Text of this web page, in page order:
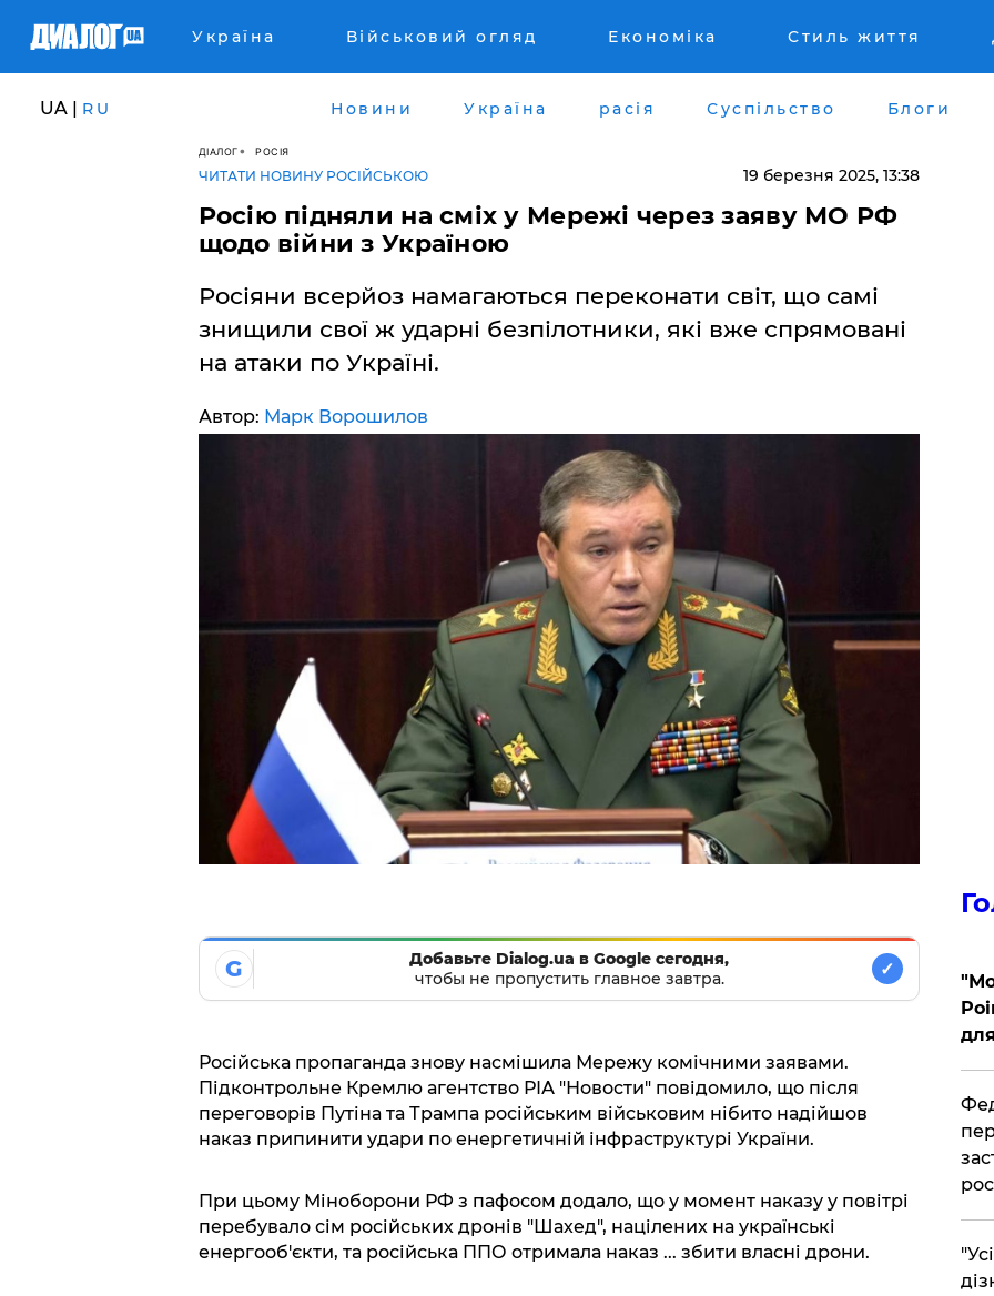
Україна Військовий огляд Економіка Стиль життя
UA | RU Новини Україна расія Суспільство Блоги
ДІАЛОГ РОСІЯ
ЧИТАТИ НОВИНУ РОСІЙСЬКОЮ 19 березня 2025, 13:38
Росію підняли на сміх у Мережі через заяву МО РФ
щодо війни з Україною
Росіяни всерйоз намагаються переконати світ, що самі
знищили свої ж ударні безпілотники, які вже спрямовані
на атаки по Україні.
Автор: Марк Ворошилов
G
Добавьте Dialog.ua в Google сегодня,
чтобы не пропустить главное завтра.
✓
Російська пропаганда знову насмішила Мережу комічними заявами.
Підконтрольне Кремлю агентство РІА "Новости" повідомило, що після
переговорів Путіна та Трампа російським військовим нібито надійшов
наказ припинити удари по енергетичній інфраструктурі України.
При цьому Міноборони РФ з пафосом додало, що у момент наказу у повітрі
перебувало сім російських дронів "Шахед", націлених на українські
енергооб'єкти, та російська ППО отримала наказ ... збити власні дрони.